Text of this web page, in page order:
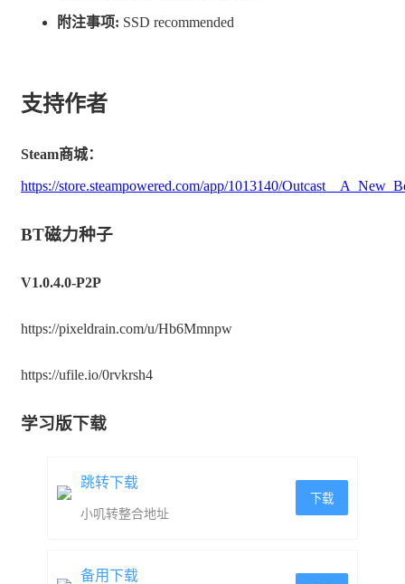
了解并熟悉 Talan 社会，同时帮助他们解救村民并
在由初代《Outcast》配乐作曲家，Lennie Moore 所
附注事项: SSD recommended
支持作者
Steam商城：
https://store.steampowered.com/app/1013140/
BT磁力种子
V1.0.4.0-P2P
https://pixeldrain.com/u/Hb6Mmnpw
https://ufile.io/0rvkrsh4
学习版下载
跳转下载
小叽转整合地址
下载
备用下载